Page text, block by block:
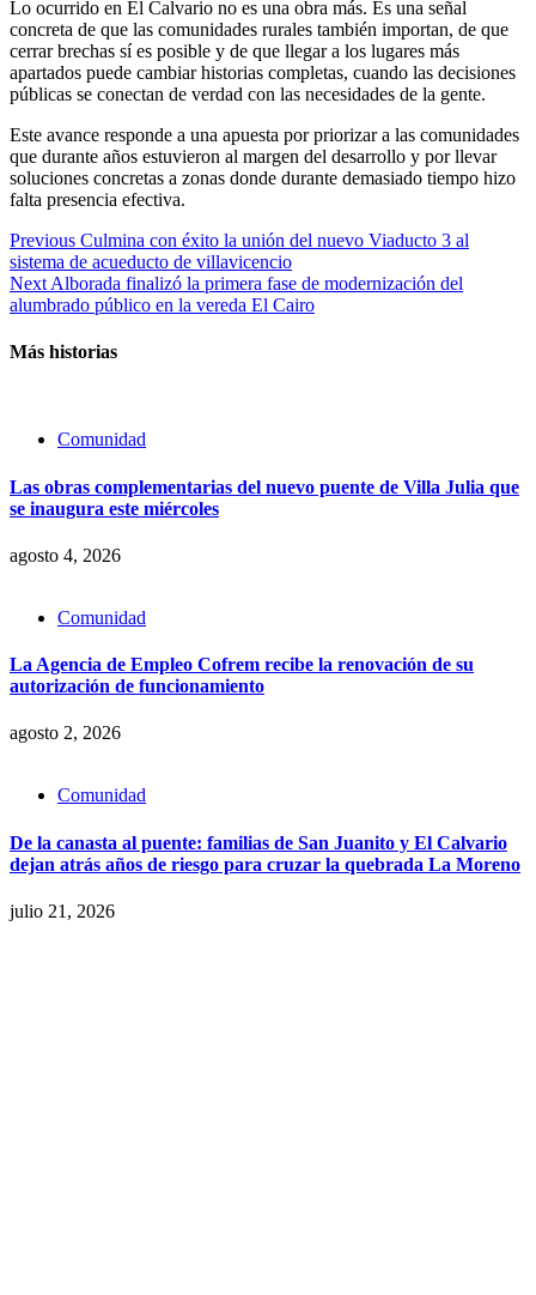
Lo ocurrido en El Calvario no es una obra más. Es una señal
concreta de que las comunidades rurales también importan, de que
cerrar brechas sí es posible y de que llegar a los lugares más
apartados puede cambiar historias completas, cuando las decisiones
públicas se conectan de verdad con las necesidades de la gente.
Este avance responde a una apuesta por priorizar a las comunidades
que durante años estuvieron al margen del desarrollo y por llevar
soluciones concretas a zonas donde durante demasiado tiempo hizo
falta presencia efectiva.
Continue
Reading
Previous Culmina con éxito la unión del nuevo Viaducto 3 al
sistema de acueducto de villavicencio
Next Alborada finalizó la primera fase de modernización del
alumbrado público en la vereda El Cairo
Más historias
Comunidad
Las obras complementarias del nuevo puente de Villa Julia que
se inaugura este miércoles
agosto 4, 2026
Comunidad
La Agencia de Empleo Cofrem recibe la renovación de su
autorización de funcionamiento
agosto 2, 2026
Comunidad
De la canasta al puente: familias de San Juanito y El Calvario
dejan atrás años de riesgo para cruzar la quebrada La Moreno
julio 21, 2026